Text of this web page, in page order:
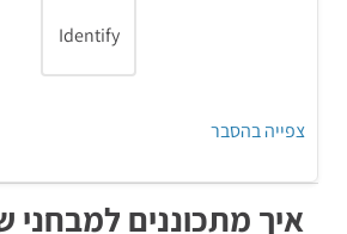
בתעשייה אז חייבת להיות חפיפה
התשובה היא - יש עובדים במפעל
Identify
צפייה בהסבר
איך מתכוננים למבחני